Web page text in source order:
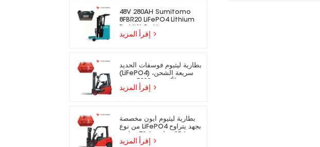
48V 280AH Sumitomo
8FBR20 LiFePO4 Lithium
بطارية ليثيوم فوسفات الحديد
(LiFePO4) سريعة الشحن،
مناسبة للرافعات الشوكية
بطارية ليثيوم أيون مخصصة
من نوع LiFePO4 بجهد يتراوح
مناسبة للرافعات الشوكية